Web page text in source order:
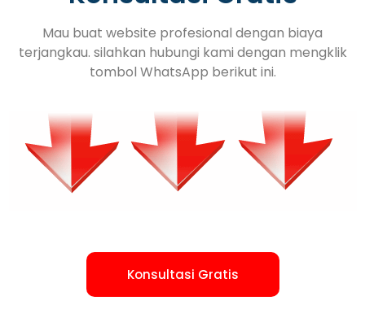
Mau buat website profesional dengan biaya
terjangkau. silahkan hubungi kami dengan mengklik
tombol WhatsApp berikut ini.
Konsultasi Gratis